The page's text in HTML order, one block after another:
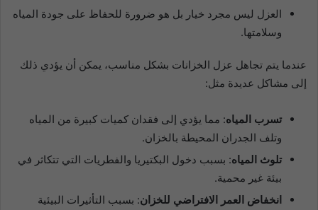
العزل ليس مجرد خيار بل هو ضرورة للحفاظ على جودة المياه
وسلامتها.
عندما يتم تجاهل عزل الخزانات بشكل مناسب، يمكن أن يؤدي ذلك
إلى مشاكل عديدة مثل:
تسرب المياه: مما يؤدي إلى فقدان كميات كبيرة من المياه
وتلف الجدران المحيطة بالخزان.
تلوث المياه: بسبب دخول البكتيريا والفطريات التي تتكاثر في
بيئة غير محمية.
انخفاض العمر الافتراضي للخزان: بسبب التأثيرات البيئية